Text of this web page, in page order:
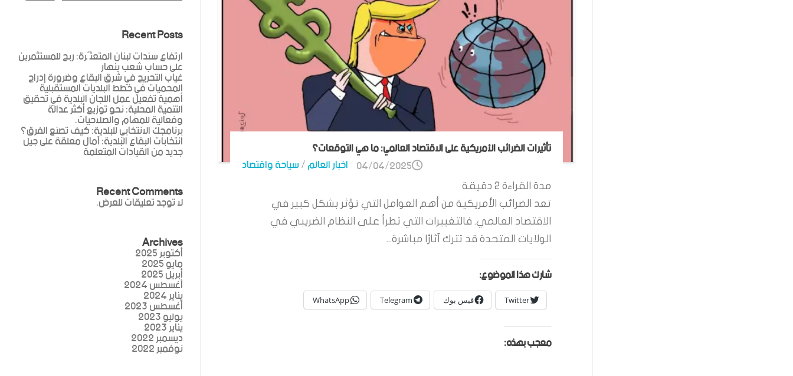
تأثيرات الضرائب الأمريكية على الاقتصاد العالمي: ما هي التوقعات؟
اخبار العالم/سياحة واقتصاد 04/04/2025
مدة القراءة 2 دقيقة
تعد الضرائب الأمريكية من أهم العوامل التي تؤثر بشكل كبير في
الاقتصاد العالمي. فالتغييرات التي تطرأ على النظام الضريبي في
الولايات المتحدة قد تترك آثارًا مباشرة...
شارك هذا الموضوع:
Twitter فيس بوك Telegram
WhatsApp
معجب بهذه:
Recent Posts
ارتفاع سندات لبنان المتعثّرة: ربح للمستثمرين
على حساب شعب ينهار
غياب التحريج في شرق البقاع وضرورة إدراج
المحميات في خطط البلديات المستقبلية
أهمية تفعيل عمل اللجان البلدية في تحقيق
التنمية المحلية: نحو توزيع أكثر عدالة
وفعالية للمهام والصلاحيات.
برنامجك الانتخابي للبلدية: كيف تصنع الفرق؟
انتخابات البقاع البلدية: آمال معلقة على جيل
جديد من القيادات المتعلمة
Recent Comments
لا توجد تعليقات للعرض.
Archives
أكتوبر 2025
مايو 2025
أبريل 2025
أغسطس 2024
يناير 2024
أغسطس 2023
يوليو 2023
يناير 2023
ديسمبر 2022
نوفمبر 2022